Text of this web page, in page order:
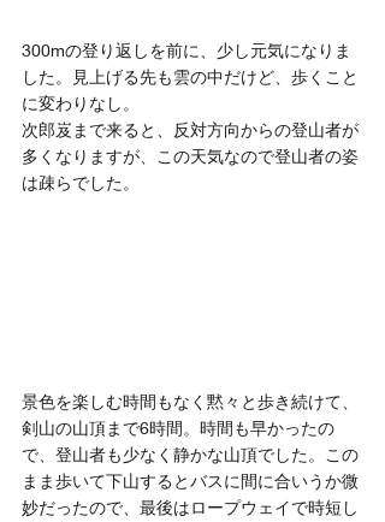
300mの登り返しを前に、少し元気になりま
した。見上げる先も雲の中だけど、歩くこと
に変わりなし。
次郎岌まで来ると、反対方向からの登山者が
多くなりますが、この天気なので登山者の姿
は疎らでした。
景色を楽しむ時間もなく黙々と歩き続けて、
剣山の山頂まで6時間。時間も早かったの
で、登山者も少なく静かな山頂でした。この
まま歩いて下山するとバスに間に合いうか微
妙だったので、最後はロープウェイで時短し